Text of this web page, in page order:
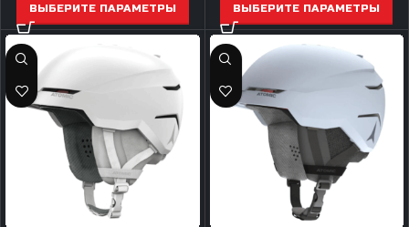
ВЫБЕРИТЕ ПАРАМЕТРЫ ВЫБЕРИТЕ ПАРАМЕТРЫ